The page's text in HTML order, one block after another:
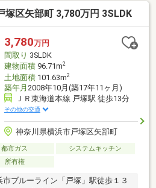
当り・通風良好！■食洗機・浴室乾
が充実！ご興味ございましたら下
欄に必要事項記入の上、お問い合
希望に合わせて資料送付や、ご内
。その他お住まいに関するご相談
ご相談ください。
塚区矢部町 3,780万円 3SLDK
3,780万円
間取り 3SLDK
建物面積96.71m2
土地面積101.63m2
築年月 2008年10月(築17年11ヶ月)
ＪＲ東海道本線 戸塚駅 徒歩13分
その他の交通
神奈川県横浜市戸塚区矢部町
都市ガス
システムキッチン
所有権
ブルーライン「戸塚」駅徒歩１３